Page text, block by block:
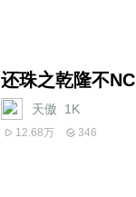
还珠之乾隆不NC
天傲_1K
12.68万 346